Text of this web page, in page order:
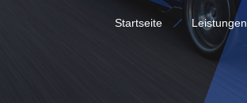
Startseite Leistungen